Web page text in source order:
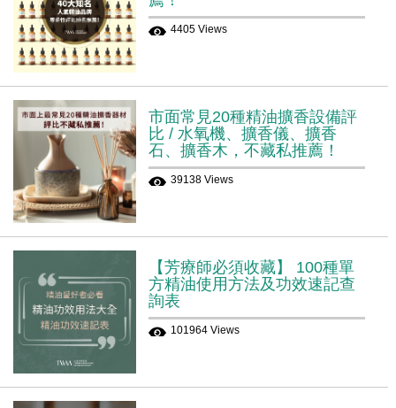
4405 Views
市面常見20種精油擴香設備評
比 / 水氧機、擴香儀、擴香
石、擴香木，不藏私推薦！
39138 Views
【芳療師必須收藏】 100種單
方精油使用方法及功效速記查
詢表
101964 Views